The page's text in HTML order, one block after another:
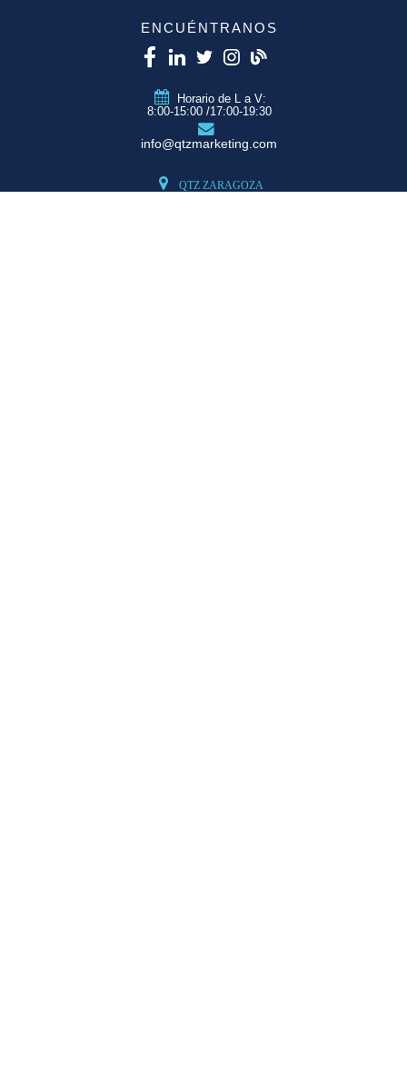
ENCUÉNTRANOS
Horario de L a V:
8:00-15:00 /17:00-19:30
info@qtzmarketing.com
QTZ ZARAGOZA